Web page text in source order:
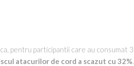
pentru participantii care au consumat 3
atacurilor de cord a scazut cu 32%.